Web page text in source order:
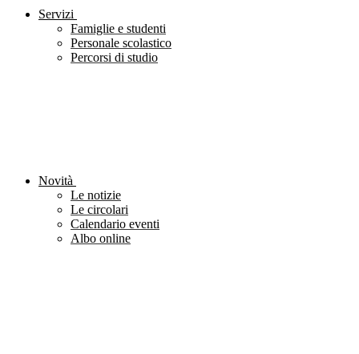
Servizi
Famiglie e studenti
Personale scolastico
Percorsi di studio
Novità
Le notizie
Le circolari
Calendario eventi
Albo online